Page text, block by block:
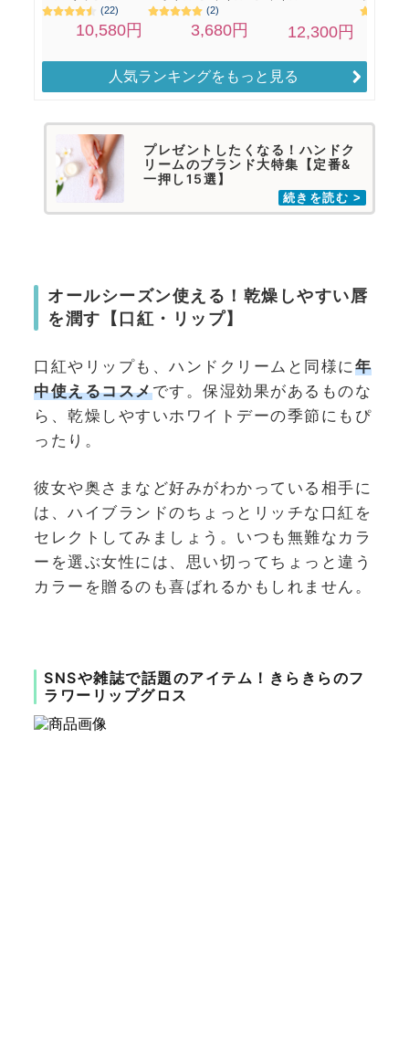
人気ランキングをもっと見る
プレゼントしたくなる！ハンドク
リームのブランド大特集【定番&
一押し15選】
オールシーズン使える！乾燥しやすい唇
を潤す【口紅・リップ】
口紅やリップも、ハンドクリームと同様に 年
中使えるコスメです。保湿効果があるものな
ら、乾燥しやすいホワイトデーの季節にもぴ
ったり。
彼女や奥さまなど好みがわかっている相手に
は、ハイブランドのちょっとリッチな口紅を
セレクトしてみましょう。いつも無難なカラ
ーを選ぶ女性には、思い切ってちょっと違う
カラーを贈るのも喜ばれるかもしれません。
SNSや雑誌で話題のアイテム！きらきらのフ
ラワーリップグロス